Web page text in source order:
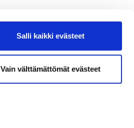
Salli kaikki evästeet
Vain välttämättömät evästeet